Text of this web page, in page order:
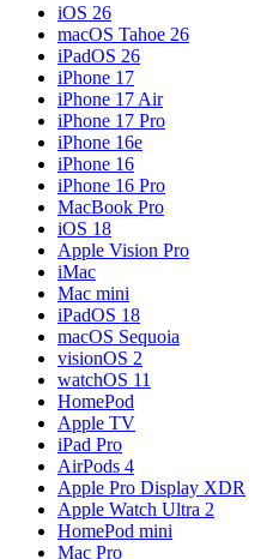
iOS 26
macOS Tahoe 26
iPadOS 26
iPhone 17
iPhone 17 Air
iPhone 17 Pro
iPhone 16e
iPhone 16
iPhone 16 Pro
MacBook Pro
iOS 18
Apple Vision Pro
iMac
Mac mini
iPadOS 18
macOS Sequoia
visionOS 2
watchOS 11
HomePod
Apple TV
iPad Pro
AirPods 4
Apple Pro Display XDR
Apple Watch Ultra 2
HomePod mini
Mac Pro